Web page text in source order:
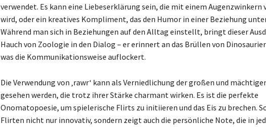
verwendet. Es kann eine Liebeserklärung sein, die mit einem Augenzwinkern
wird, oder ein kreatives Kompliment, das den Humor in einer Beziehung
Während man sich in Beziehungen auf den Alltag einstellt, bringt dieser
Hauch von Zoologie in den Dialog – er erinnert an das Brüllen von
was die Kommunikationsweise auflockert.
Die Verwendung von ‚rawr‘ kann als Verniedlichung der großen und
gesehen werden, die trotz ihrer Stärke charmant wirken. Es ist die perfekte
Onomatopoesie, um spielerische Flirts zu initiieren und das Eis zu brechen.
Flirten nicht nur innovativ, sondern zeigt auch die persönliche Note, die in